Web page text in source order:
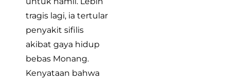
tragis lagi, ia tertular
penyakit sifilis
akibat gaya hidup
bebas Monang.
Kenyataan bahwa